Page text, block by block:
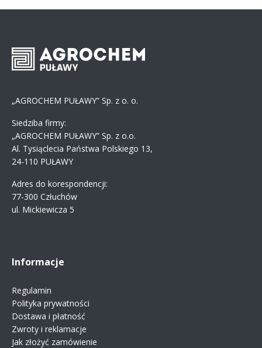
„AGROCHEM PUŁAWY” Sp. z o. o.
Siedziba firmy:
„AGROCHEM PUŁAWY” Sp. z o.o.
Al. Tysiąclecia Państwa Polskiego 13,
24-110 PUŁAWY
Adres do korespondencji:
77-300 Człuchów
ul. Mickiewicza 5
Informacje
Regulamin
Polityka prywatności
Dostawa i płatność
Zwroty i reklamacje
Jak złożyć zamówienie